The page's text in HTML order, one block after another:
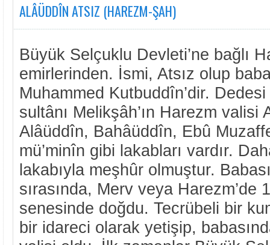
ALÂÜDDÎN ATSIZ (HAREZM-ŞAH)
Büyük Selçuklu Devleti’ne bağlı
emirlerinden. İsmi, Atsız olup
Muhammed Kutbuddîn’dir.
sultânı Melikşâh’ın Harezm valisi
Alâüddîn, Bahâüddîn, Ebû
mü’minîn gibi lakabları vardır.
lakabıyla meşhûr olmuştur.
sırasında, Merv veya Harezm’de
senesinde doğdu. Tecrübeli bir
bir idareci olarak yetişip,